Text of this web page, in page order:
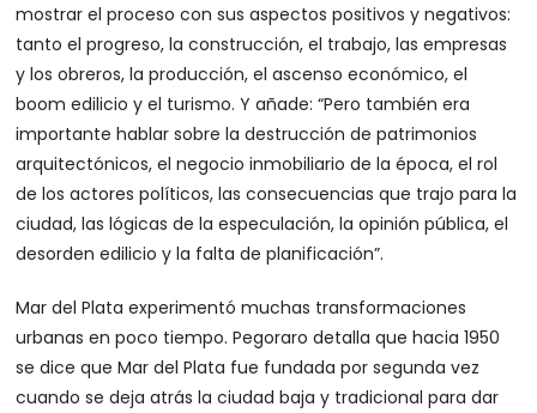
mostrar el proceso con sus aspectos positivos y negativos:
tanto el progreso, la construcción, el trabajo, las empresas
y los obreros, la producción, el ascenso económico, el
boom edilicio y el turismo. Y añade: “Pero también era
importante hablar sobre la destrucción de patrimonios
arquitectónicos, el negocio inmobiliario de la época, el rol
de los actores políticos, las consecuencias que trajo para la
ciudad, las lógicas de la especulación, la opinión pública, el
desorden edilicio y la falta de planificación”.
Mar del Plata experimentó muchas transformaciones
urbanas en poco tiempo. Pegoraro detalla que hacia 1950
se dice que Mar del Plata fue fundada por segunda vez
cuando se deja atrás la ciudad baja y tradicional para dar